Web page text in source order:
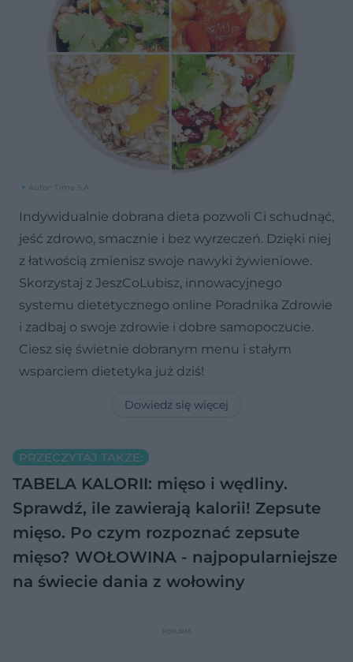
Autor: Time S.A
Indywidualnie dobrana dieta pozwoli Ci schudnąć,
jeść zdrowo, smacznie i bez wyrzeczeń. Dzięki niej
z łatwością zmienisz swoje nawyki żywieniowe.
Skorzystaj z JeszCoLubisz, innowacyjnego
systemu dietetycznego online Poradnika Zdrowie
i zadbaj o swoje zdrowie i dobre samopoczucie.
Ciesz się świetnie dobranym menu i stałym
wsparciem dietetyka już dziś!
Dowiedz się więcej
PRZECZYTAJ TAKŻE:
TABELA KALORII: mięso i wędliny.
Sprawdź, ile zawierają kalorii! Zepsute
mięso. Po czym rozpoznać zepsute
mięso? WOŁOWINA - najpopularniejsze
na świecie dania z wołowiny